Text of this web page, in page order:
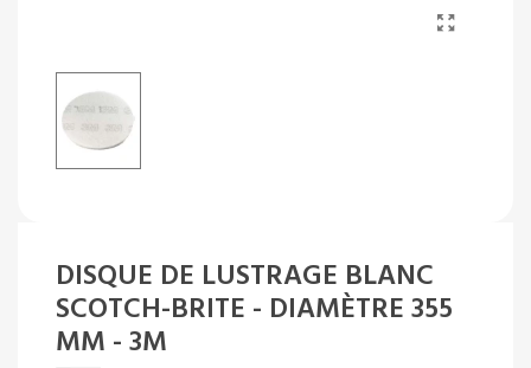
DISQUE DE LUSTRAGE BLANC
SCOTCH-BRITE - DIAMÈTRE 355
MM - 3M